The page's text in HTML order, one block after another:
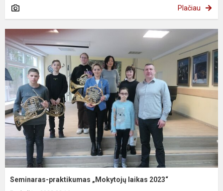
Plačiau
Seminaras-praktikumas „Mokytojų laikas 2023“